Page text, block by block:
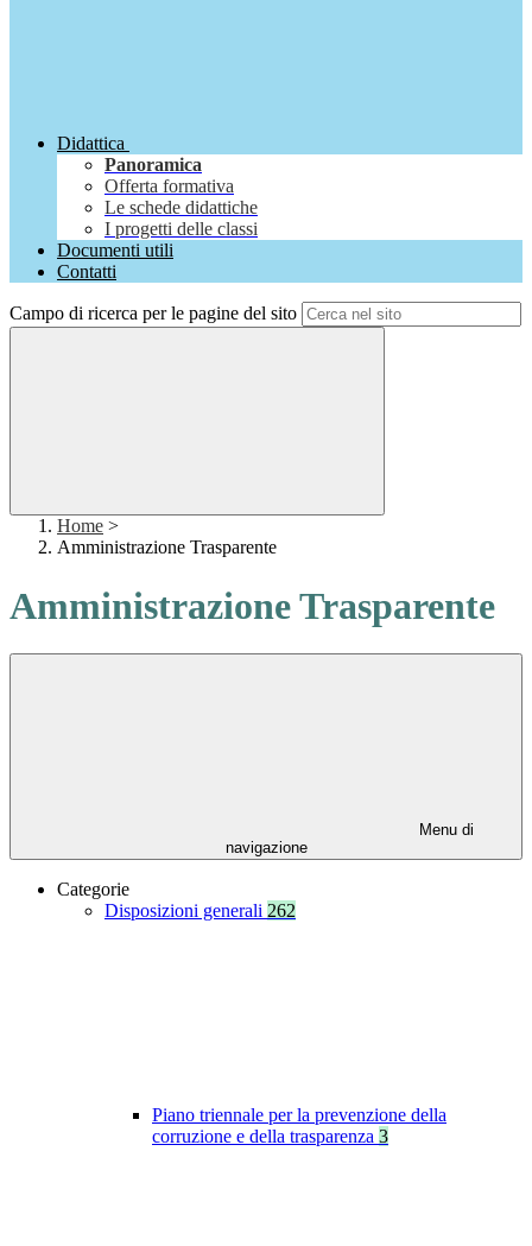
Didattica
Panoramica
Offerta formativa
Le schede didattiche
I progetti delle classi
Documenti utili
Contatti
Campo di ricerca per le pagine del sito
Home >
Amministrazione Trasparente
Amministrazione Trasparente
Menu di
navigazione
Categorie
Disposizioni generali 262
Piano triennale per la prevenzione della
corruzione e della trasparenza 3